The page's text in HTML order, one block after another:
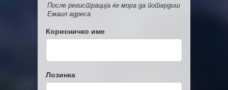
После регистрација ќе мора да потврдиш
Емаил адреса
Корисничко име
Лозинка